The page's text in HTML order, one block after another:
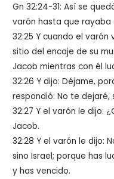
Gn 32:24-31: Así se
varón hasta que rayaba
32:25 Y cuando el
sitio del encaje de su
Jacob mientras con él
32:26 Y dijo: Déjame,
respondió: No te dejaré,
32:27 Y el varón le dijo:
Jacob.
32:28 Y el varón le dijo:
sino Israel; porque has
y has vencido.